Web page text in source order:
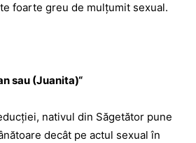
foarte greu de mulţumit sexual.
sau (Juanita)“
nativul din Săgetător pune
decât pe actul sexual în